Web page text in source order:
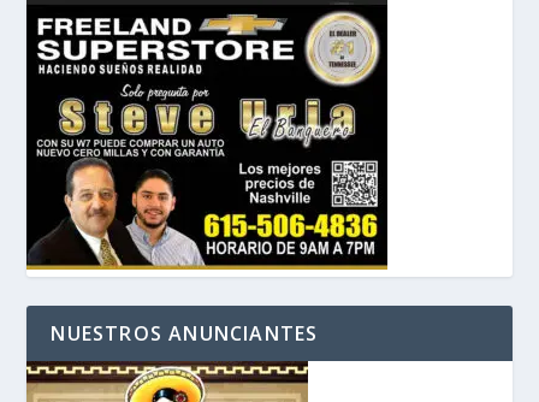
NUESTROS ANUNCIANTES